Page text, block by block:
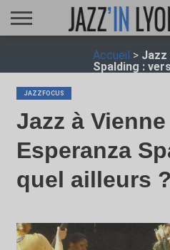
JAZZ
Accueil > Jazz
Spalding :
JAZZFOCUS
Jazz à Vienne
Esperanza
quel ailleurs ?